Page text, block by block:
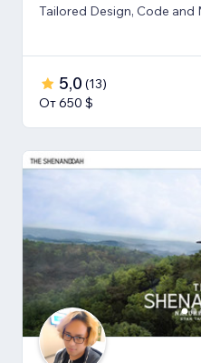
Tailored Design, Code and
5,0 (13)
От 650 $